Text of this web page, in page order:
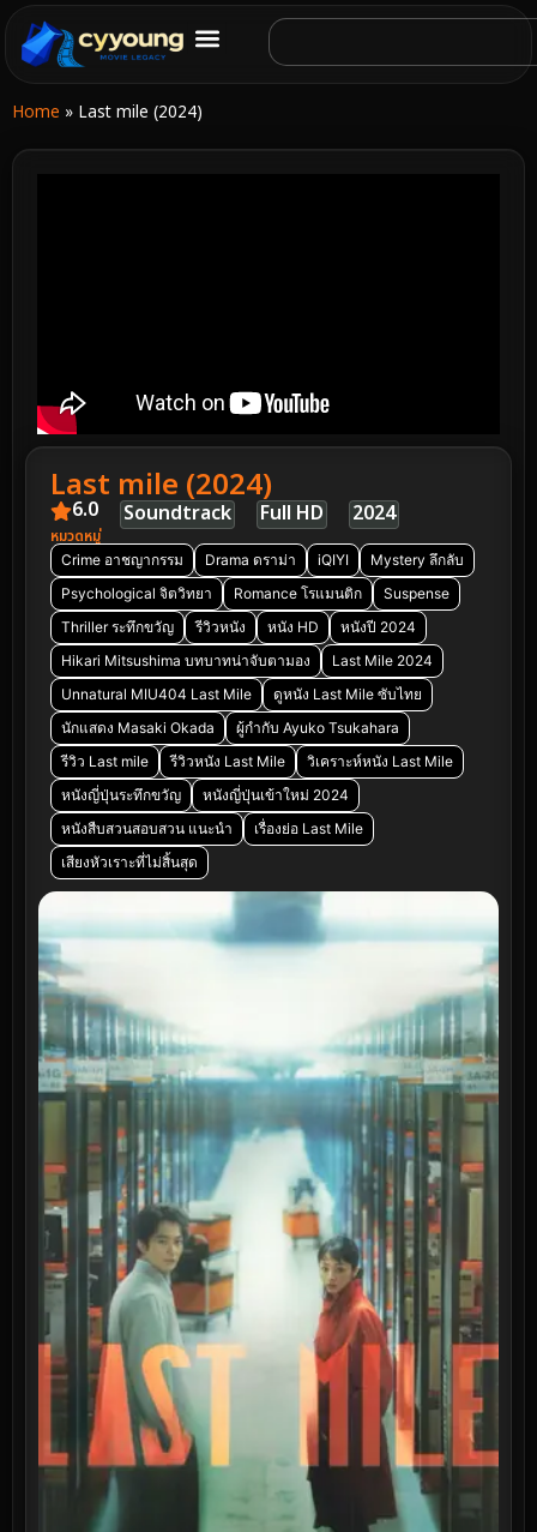
Home » Last mile (2024)
Last mile (2024)
6.0 Soundtrack Full HD 2024
หมวดหมู่
Crime อาชญากรรม Drama ดราม่า iQIYI
Mystery ลึกลับ
Psychological จิตวิทยา
Romance โรแมนติก
Suspense
Thriller ระทึกขวัญ
รีวิวหนัง หนัง HD
หนังปี 2024
Hikari Mitsushima บทบาทน่าจับตามอง
Last Mile 2024
Unnatural MIU404 Last Mile
ดูหนัง Last Mile ซับไทย
นักแสดง Masaki Okada
ผู้กำกับ Ayuko Tsukahara
รีวิว Last mile
รีวิวหนัง Last Mile
วิเคราะห์หนัง Last Mile
หนังญี่ปุ่นระทึกขวัญ
หนังญี่ปุ่นเข้าใหม่ 2024
หนังสืบสวนสอบสวน แนะนำ
เรื่องย่อ Last Mile
เสียงหัวเราะที่ไม่สิ้นสุด